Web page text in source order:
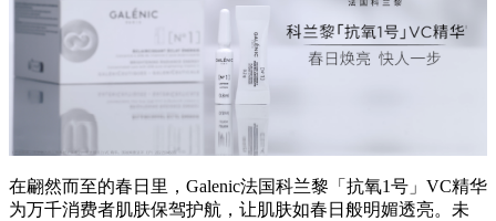
在翩然而至的春日里，Galenic法国科兰黎「抗氧1号」VC精华
为万千消费者肌肤保驾护航，让肌肤如春日般明媚透亮。未